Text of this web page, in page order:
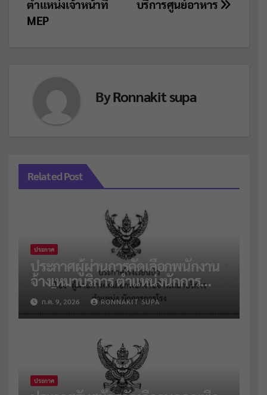
บริการศูนย์อาหาร
ตำแหน่งเจ้าหน้าที่
MEP
ByRonnakit supa
Related Post
ประกาศ
ประกาศผู้ผ่านการคัดเลือกพนักงาน
จ้างเหมาบริการ ตำแหน่งนักการ
ภารโรง จำนวน 2 อัตรา
ก.ค. 9, 2026 RONNAKIT SUPA
ประกาศ